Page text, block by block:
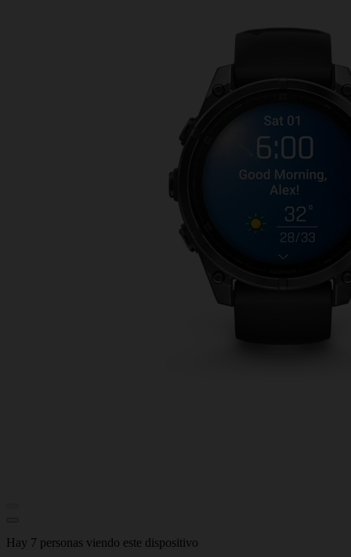
Hay 7 personas viendo este dispositivo